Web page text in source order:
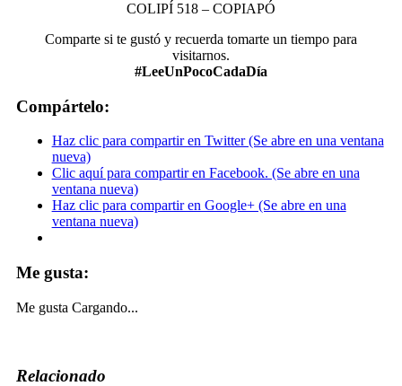
COLIPÍ 518 – COPIAPÓ
Comparte si te gustó y recuerda tomarte un tiempo para
visitarnos.
#LeeUnPocoCadaDía
Compártelo:
Haz clic para compartir en Twitter (Se abre en una ventana
nueva)
Clic aquí para compartir en Facebook. (Se abre en una
ventana nueva)
Haz clic para compartir en Google+ (Se abre en una
ventana nueva)
Me gusta:
Me gusta Cargando...
Relacionado